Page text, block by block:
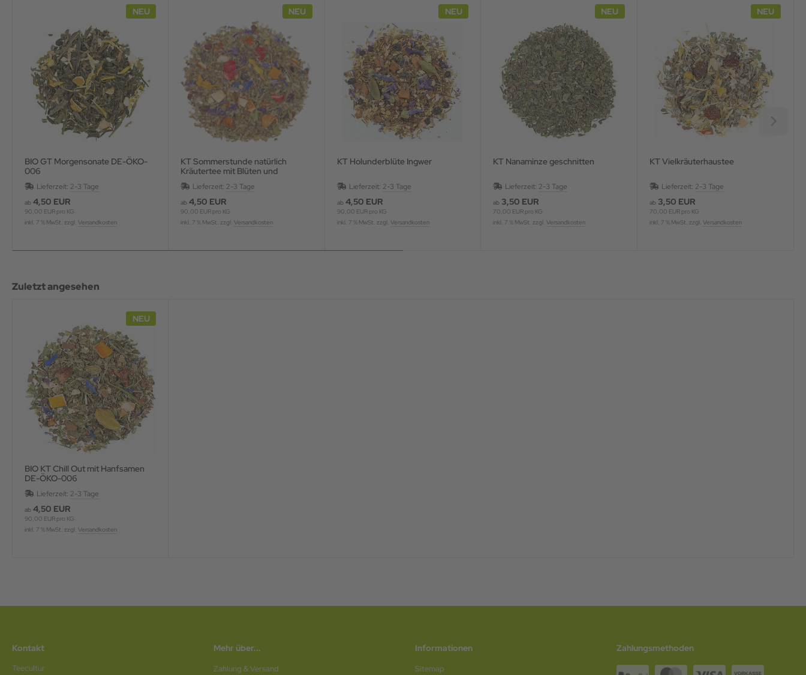
NEU
BIO GT Morgensonate DE-ÖKO-
006
Lieferzeit: 2-3 Tage
ab 4,50 EUR
90,00 EUR pro KG
inkl. 7 % MwSt. zzgl. Versandkosten
NEU
KT Sommerstunde natürlich
Kräutertee mit Blüten und
Fruchtstücken, aromatisiert
Lieferzeit: 2-3 Tage
ab 4,50 EUR
90,00 EUR pro KG
inkl. 7 % MwSt. zzgl.Versandkosten
NEU
KT Holunderblüte Ingwer
Lieferzeit: 2-3 Tage
ab 4,50 EUR
90,00 EUR pro KG
inkl. 7 % MwSt. zzgl. Versandkosten
NEU
KT Nanaminze geschnitten
Lieferzeit: 2-3 Tage
ab 3,50 EUR
70,00 EUR pro KG
inkl. 7 % MwSt. zzgl.Versandkosten
NEU
KT Vielkräuterhaustee
Lieferzeit: 2-3 Tage
ab 3,50 EUR
70,00 EUR pro KG
inkl. 7 % MwSt. zzgl. Versandkosten
Zuletzt angesehen
NEU
BIO KT Chill Out mit Hanfsamen
DE-ÖKO-006
Lieferzeit: 2-3 Tage
ab 4,50 EUR
90,00 EUR pro KG
inkl. 7 % MwSt. zzgl. Versandkosten
Kontakt
Teecultur
Mehr über...
Zahlung & Versand
Informationen
Sitemap
Zahlungsmethoden